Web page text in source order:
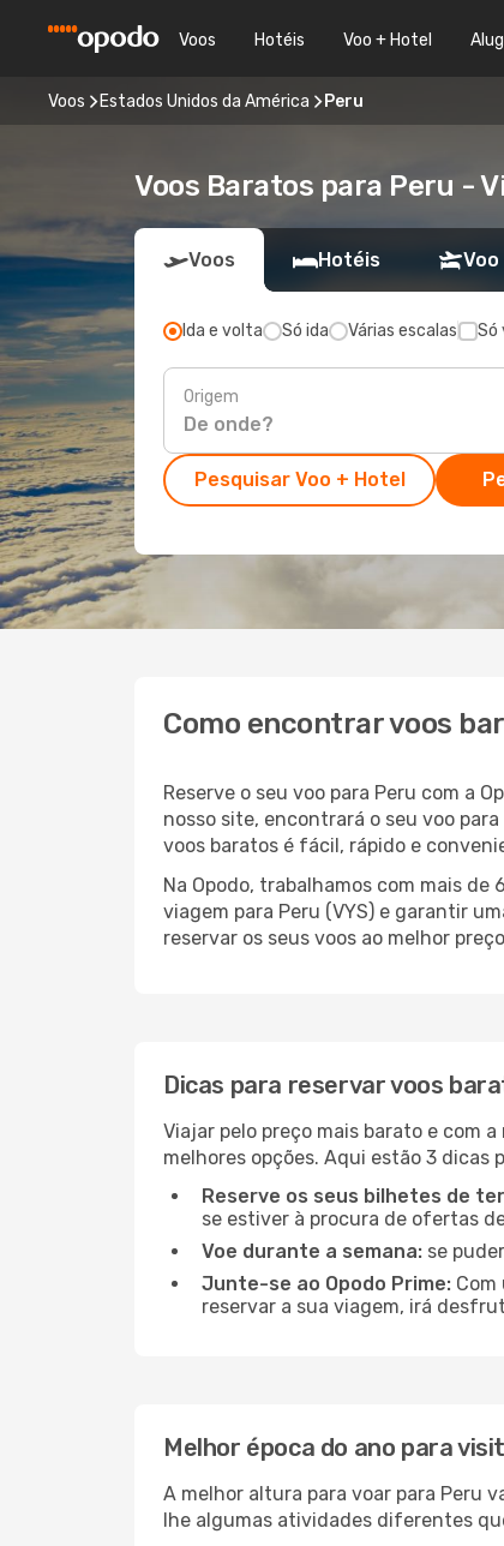
Voos Hotéis Voo + Hotel
Voos Estados Unidos da América Peru
Voos Baratos para Peru -
Voos Hotéis
Ida e volta Só ida Várias escalas Só
Origem
Pesquisar Voo + Hotel
Como encontrar voos
Reserve o seu voo para Peru com a
nosso site, encontrará o seu voo
voos baratos é fácil, rápido e
Na Opodo, trabalhamos com mais
viagem para Peru (VYS) e garantir
reservar os seus voos ao melhor
Dicas para reservar voos
Viajar pelo preço mais barato e com
melhores opções. Aqui estão 3 dicas
Reserve os seus bilhetes de
se estiver à procura de ofertas
Voe durante a semana: se
Junte-se ao Opodo Prime:
reservar a sua viagem, irá
Melhor época do ano para
A melhor altura para voar para Peru
lhe algumas atividades diferentes